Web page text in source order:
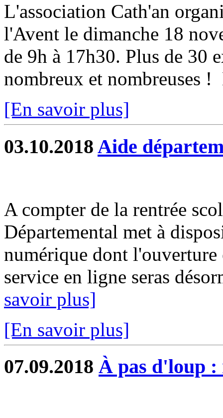
L'association Cath'an
l'Avent le dimanche 18
de 9h à 17h30. Plus de 30
nombreux et nombreuses
[En savoir plus]
03.10.2018 Aide
A compter de la rentrée
Départemental met à
numérique dont l'ouverture
service en ligne seras
savoir plus]
[En savoir plus]
07.09.2018 À pas d'loup :